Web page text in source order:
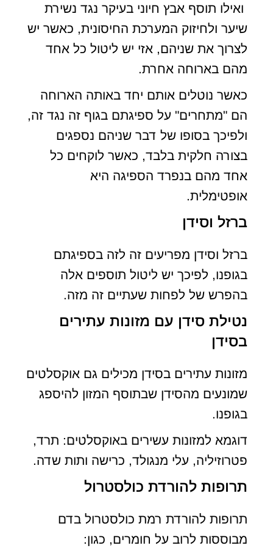
ואילו תוסף אבץ חיוני בעיקר נגד נשירת
שיער ולחיזוק המערכת החיסונית, כאשר יש
לצרוך את שניהם, אזי יש ליטול כל אחד
מהם בארוחה אחרת.
כאשר נוטלים אותם יחד באותה הארוחה
הם "מתחרים" על ספיגתם בגוף זה נגד זה,
ולפיכך בסופו של דבר שניהם נספגים
בצורה חלקית בלבד, כאשר לוקחים כל
אחד מהם בנפרד הספיגה היא
אופטימלית.
ברזל וסידן
ברזל וסידן מפריעים זה לזה בספיגתם
בגופנו, לפיכך יש ליטול תוספים אלה
בהפרש של לפחות שעתיים זה מזה.
נטילת סידן עם מזונות עתירים
בסידן
מזונות עתירים בסידן מכילים גם אוקסלטים
שמונעים מהסידן שבתוסף המזון להיספג
בגופנו.
דוגמא למזונות עשירים באוקסלטים: תרד,
פטרוזיליה, עלי מנגולד, כרישה ותות שדה.
תרופות להורדת כולסטרול
תרופות להורדת רמת כולסטרול בדם
מבוססות לרוב על חומרים, כגון: